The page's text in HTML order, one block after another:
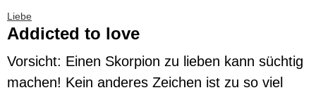
Liebe
Addicted to love
Vorsicht: Einen Skorpion zu lieben kann süchtig
machen! Kein anderes Zeichen ist zu so viel